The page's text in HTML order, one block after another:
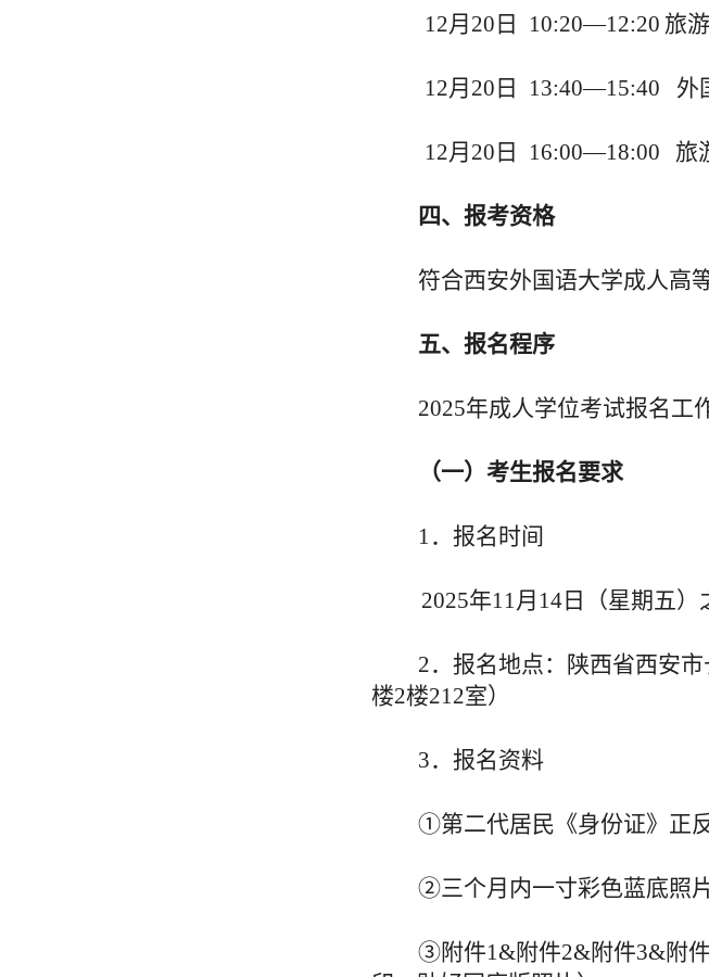
12月 20 日 10:20—12:20 旅
12月 20 日 13:40—15:40 外
12月 20 日 16:00—18:00 旅
四、报考资格
符合西安外国语大学成人高
五、报名程序
2025年成人学位考试报名工
（一） 考生报名要求
1． 报名时间
2025年11月14日（星期五）
2． 报名地点：陕西省西安
楼2楼212室）
3．报名资料
①第二代居民 《身份证》正
②三个月内一寸彩色蓝底照片
③附件1&附件2&附件3&附件